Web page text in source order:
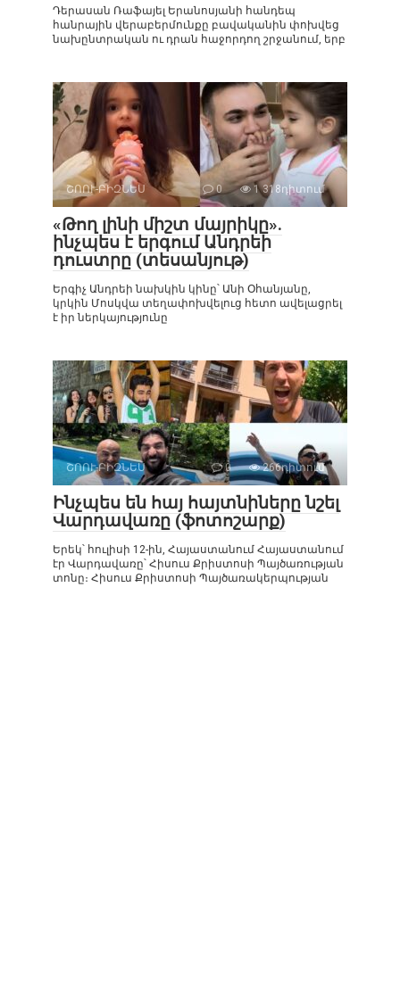
Դերասան Ռաֆայել Երանոսյանի հանդեպ
հանրային վերաբերմունքը բավականին փոխվեց
նախընտրական ու դրան հաջորդող շրջանում, երբ
ՇՈՈՒ-ԲԻԶՆԵՍ 0 1 318դիտում
«Թող լինի միշտ մայրիկը».
ինչպես է երգում Անդրեի
դուստրը (տեսանյութ)
Երգիչ Անդրեի նախկին կինը՝ Անի Օհանյանը,
կրկին Մոսկվա տեղափոխվելուց հետո ավելացրել
է իր ներկայությունը
ՇՈՈՒ-ԲԻԶՆԵՍ 0 266դիտում
Ինչպես են հայ հայտնիները նշել
Վարդավառը (ֆոտոշարք)
Երեկ՝ հուլիսի 12-ին, Հայաստանում Հայաստանում
էր Վարդավառը՝ Հիսուս Քրիստոսի Պայծառության
տոնը։ Հիսուս Քրիստոսի Պայծառակերպության